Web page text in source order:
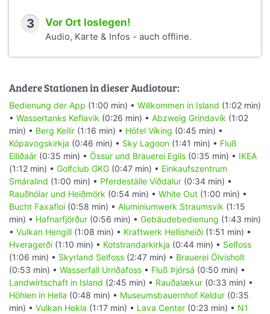
3 Vor Ort loslegen!
Audio, Karte & Infos - auch offline.
Andere Stationen in dieser Audiotour:
Bedienung der App (1:00 min) • Willkommen in Island (1:02 min)
• Wassertanks Keflavik (0:26 min) • Abzweig Grindavík (1:02
min) • Berg Keilir (1:16 min) • Hótel Víking (0:45 min) •
Kópavogskirkja (0:46 min) • Sky Lagoon (1:41 min) • Fluß
Elliðaár (0:35 min) • Össur und Brauerei Egils (0:35 min) • IKEA
(1:12 min) • Golfclub GKG (0:47 min) • Einkaufszentrum
Smáralind (1:00 min) • Pferdeställe Víðdalur (0:34 min) •
Rauðhólar und Heiðmörk (0:54 min) • White Out (1:00 min) •
Bucht Faxafloi (0:58 min) • Aluminiumwerk Straumsvik (1:15
min) • Hafnarfjörður (0:56 min) • Gebäudebedienung (1:43 min)
• Vulkan Hengill (1:08 min) • Kraftwerk Hellisheiði (1:51 min) •
Hveragerði (1:10 min) • Kotstrandarkirkja (0:44 min) • Selfoss
(1:06 min) • Skyrland Selfoss (2:47 min) • Brauerei Ölvisholt
(0:53 min) • Wasserfall Urriðafoss • Fluß Þjórsá (0:50 min) •
Landwirtschaft in Island (2:45 min) • Rauðalækur (0:33 min) •
Höhlen in Hella (0:48 min) • Museumsbauernhof Keldur (0:35
min) • Vulkan Hekla (1:17 min) • Lava Center (0:23 min) • N1